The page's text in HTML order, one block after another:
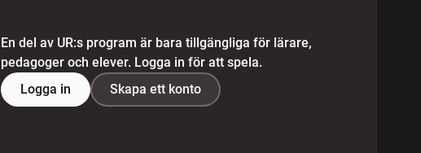
En del av UR:s program är bara tillgängliga för lärare,
pedagoger och elever. Logga in för att spela.
Logga in
Skapa ett konto